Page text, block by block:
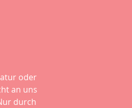
oder
an uns
durch